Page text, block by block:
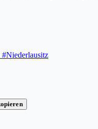
#Niederlausitz